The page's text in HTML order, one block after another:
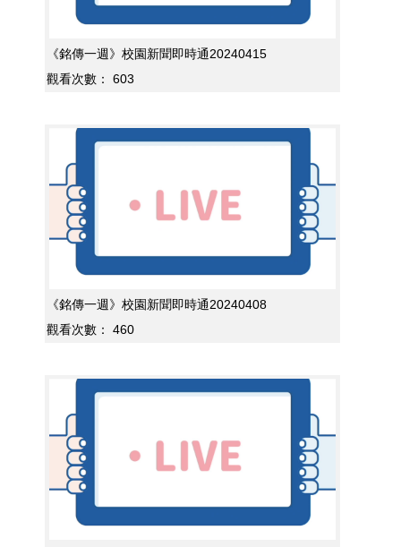
《銘傳一週》校園新聞即時通20240415
觀看次數：
603
《銘傳一週》校園新聞即時通20240408
觀看次數：
460